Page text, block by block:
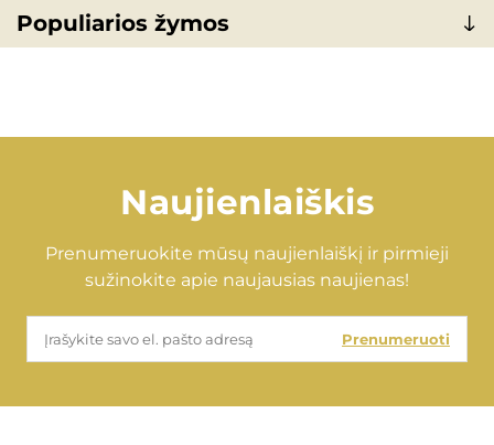
Populiarios žymos
Naujienlaiškis
Prenumeruokite mūsų naujienlaiškį ir pirmieji
sužinokite apie naujausias naujienas!
Prenumeruoti